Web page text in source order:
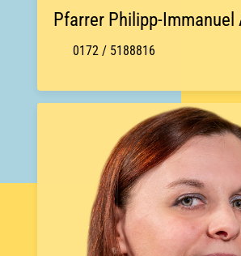
Pfarrer Philipp-Immanuel
0172 / 5188816